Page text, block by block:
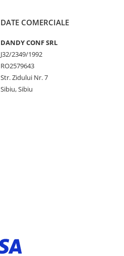
DATE COMERCIALE
DANDY CONF SRL
J32/2349/1992
RO2579643
Str. Zidului Nr. 7
Sibiu, Sibiu